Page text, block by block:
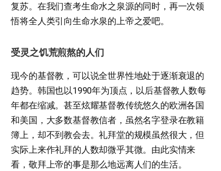
复苏。在我们查考生命水之泉源的同时，再一次领
悟将全人类引向生命水泉的上帝之爱吧。
受灵之饥荒煎熬的人们
现今的基督教，可以说全世界性地处于逐渐衰退的
趋势。韩国也以1990年为顶点，以后基督教人数每
年都在缩减。甚至炫耀基督教传统悠久的欧洲各国
和美国，大多数基督教信者，虽然名字登录在教籍
簿上，却不到教会去。礼拜堂的规模虽然很大，但
实际上来作礼拜的人数却微乎其微。由此实情来
看，敬拜上帝的事是那么地远离人们的生活。